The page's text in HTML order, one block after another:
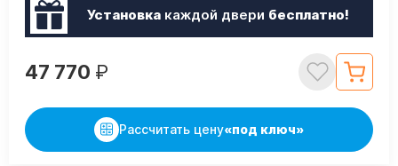
Установкакаждой двери бесплатно!
47 770 ₽
Рассчитать цену«под ключ»